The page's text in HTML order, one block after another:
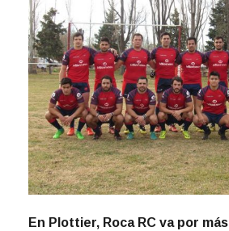
En Plottier, Roca RC va por más